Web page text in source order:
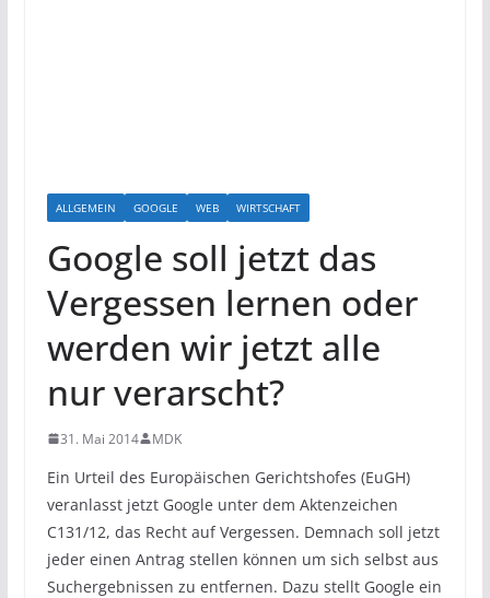
ALLGEMEIN GOOGLE WEB WIRTSCHAFT
Google soll jetzt das
Vergessen lernen oder
werden wir jetzt alle
nur verarscht?
31. Mai 2014 MDK
Ein Urteil des Europäischen Gerichtshofes (EuGH)
veranlasst jetzt Google unter dem Aktenzeichen
C131/12, das Recht auf Vergessen. Demnach soll jetzt
jeder einen Antrag stellen können um sich selbst aus
Suchergebnissen zu entfernen. Dazu stellt Google ein